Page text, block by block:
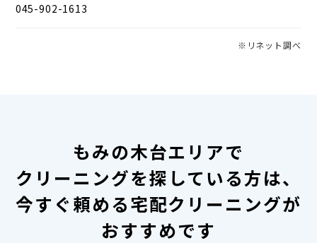
045-902-1613
※リネット調べ
もみの木台エリアで
クリーニングを探している方は、
今すぐ頼める宅配クリーニングが
おすすめです